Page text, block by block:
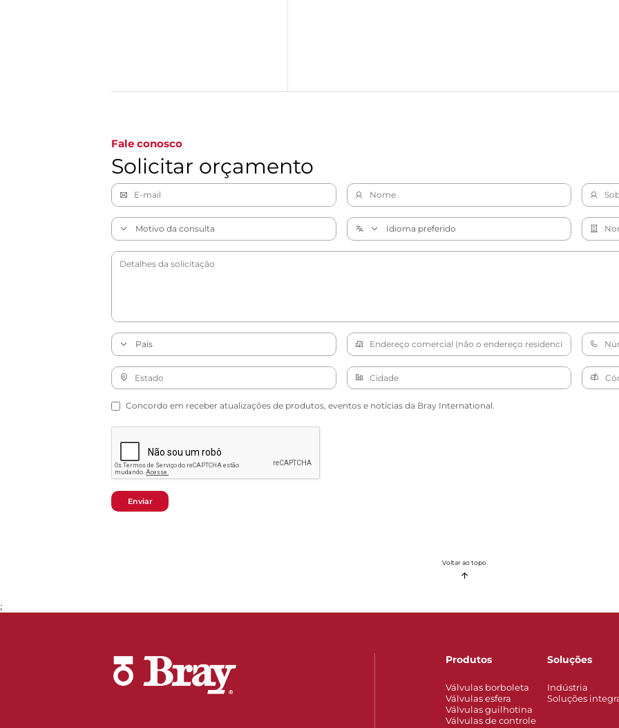
Fale conosco
Solicitar orçamento
Concordo em receber atualizações de produtos, eventos e notícias da Bray International.
Enviar
Voltar ao topo
;
Produtos
Válvulas borboleta
Válvulas esfera
Válvulas guilhotina
Válvulas de controle
Soluções
Indústria
Soluções